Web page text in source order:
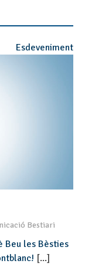
Esdeveniment
Bestiari
Beu les Bèsties
[...]